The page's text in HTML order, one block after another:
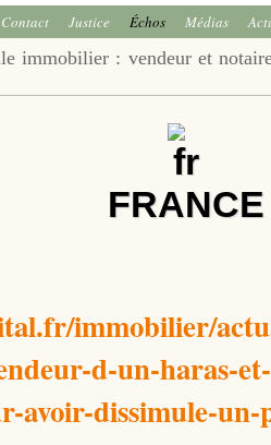
Contact Justice Échos Médias
immobilier : vendeur et
FRANCE
immobilier/
d-un-haras-
avoir-dissimule-